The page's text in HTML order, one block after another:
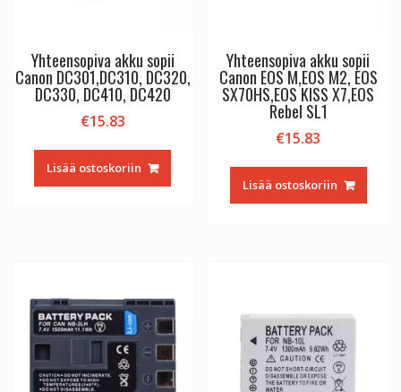
Yhteensopiva akku sopii
Canon DC301,DC310, DC320,
DC330, DC410, DC420
€15.83
Lisää ostoskoriin
Yhteensopiva akku sopii
Canon EOS M,EOS M2, EOS
SX70HS,EOS KISS X7,EOS
Rebel SL1
€15.83
Lisää ostoskoriin